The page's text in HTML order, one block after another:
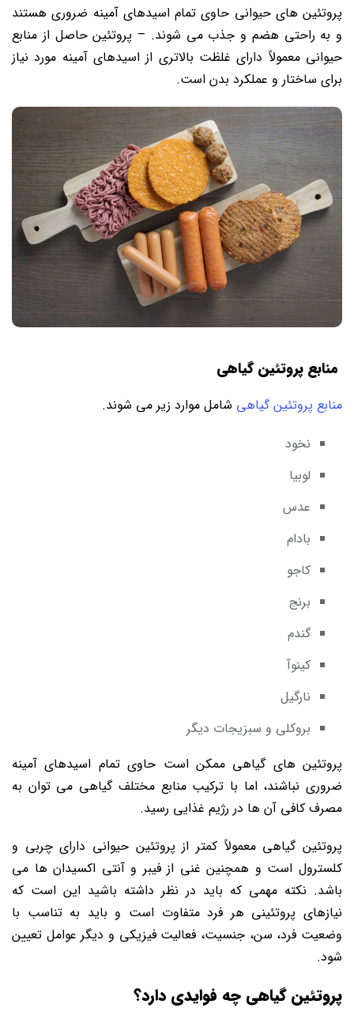
پروتئین‌ های حیوانی حاوی تمام اسیدهای آمینه ضروری هستند
و به راحتی هضم و جذب می ‌شوند. – پروتئین حاصل از منابع
حیوانی معمولاً دارای غلظت بالاتری از اسیدهای آمینه مورد نیاز
برای ساختار و عملکرد بدن است.
منابع پروتئین گیاهی
منابع پروتئین گیاهی شامل موارد زیر می ‌شوند.
نخود
لوبیا
عدس
بادام
کاجو
برنج
گندم
کینوآ
نارگیل
بروکلی و سبزیجات دیگر
پروتئین ‌های گیاهی ممکن است حاوی تمام اسیدهای آمینه
ضروری نباشند، اما با ترکیب منابع مختلف گیاهی می ‌توان به
مصرف کافی آن‌ ها در رژیم غذایی رسید.
پروتئین گیاهی معمولاً کمتر از پروتئین حیوانی دارای چربی و
کلسترول است و همچنین غنی از فیبر و آنتی ‌اکسیدان‌ ها می
‌باشد. نکته مهمی که باید در نظر داشته باشید این است که
نیازهای پروتئینی هر فرد متفاوت است و باید به تناسب با
وضعیت فرد، سن، جنسیت، فعالیت فیزیکی و دیگر عوامل تعیین
شود.
پروتئین گیاهی چه فوایدی دارد؟